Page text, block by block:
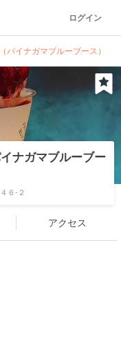
ログイン
パイナガマブルーブース）
ナガマブルーブー
６-２
アクセス